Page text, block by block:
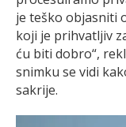
je teško objasniti
koji je prihvatljiv
ću biti dobro“,
snimku se vidi
sakrije.